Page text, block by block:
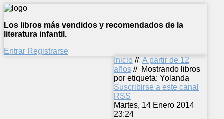
Los libros más vendidos y recomendados de la
literatura infantil.
Entrar Registrarse
Inicio // A partir de 12
años // Mostrando libros
por etiqueta: Yolanda
Suscribirse a este canal
RSS
Martes, 14 Enero 2014
23:24